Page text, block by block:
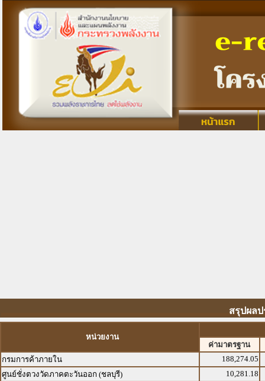
สรุปผลป
หน่วยงาน
ค่ามาตรฐาน
กรมการค้าภายใน
188,274.05
ศูนย์ชั่งตวงวัดภาคตะวันออก (ชลบุรี)
10,281.18